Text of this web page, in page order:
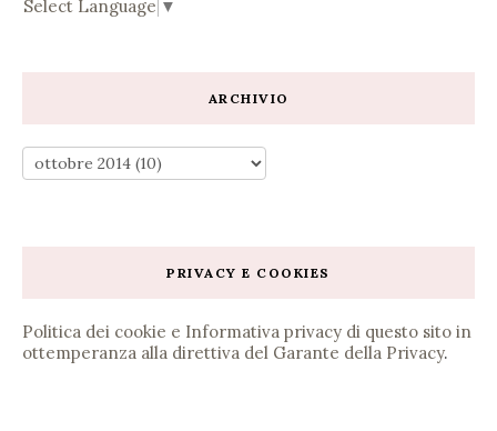
Select Language ▼
ARCHIVIO
PRIVACY E COOKIES
Politica dei cookie e Informativa privacy di questo sito in
ottemperanza alla direttiva del Garante della Privacy.